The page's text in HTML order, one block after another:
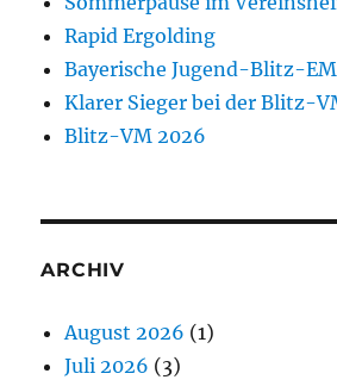
Rapid Ergolding
Bayerische Jugend-Blitz-
Klarer Sieger bei der Blitz-
Blitz-VM 2026
ARCHIV
August 2026 (1)
Juli 2026 (3)